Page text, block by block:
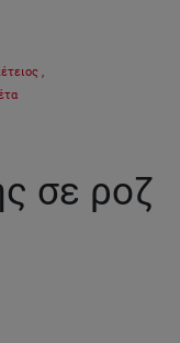
,
σε ροζ